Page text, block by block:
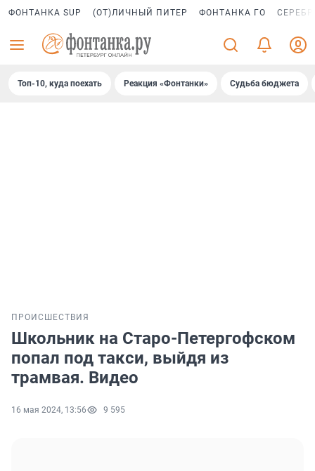
ФОНТАНКА SUP (ОТ)ЛИЧНЫЙ ПИТЕР ФОНТАНКА ГО
Топ-10, куда поехать Реакция «Фонтанки» Судьба бюджета
ПРОИСШЕСТВИЯ
Школьник на Старо-Петергофском
попал под такси, выйдя из
трамвая. Видео
16 мая 2024, 13:56 9 595